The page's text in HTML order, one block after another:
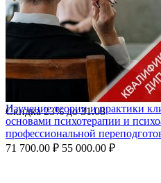
Скидка23%до31.08
Изучение теории и практики
основами психотерапии и
профессиональной
71 700.00 ₽ 55 000.00 ₽